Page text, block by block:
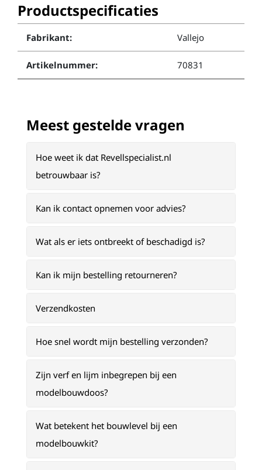
Productspecificaties
Fabrikant: Vallejo
Artikelnummer: 70831
Meest gestelde vragen
Hoe weet ik dat Revellspecialist.nl
betrouwbaar is?
Kan ik contact opnemen voor advies?
Wat als er iets ontbreekt of beschadigd is?
Kan ik mijn bestelling retourneren?
Verzendkosten
Hoe snel wordt mijn bestelling verzonden?
Zijn verf en lijm inbegrepen bij een
modelbouwdoos?
Wat betekent het bouwlevel bij een
modelbouwkit?